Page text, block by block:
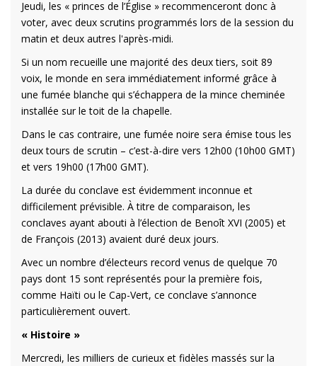
Jeudi, les « princes de l’Église » recommenceront donc à
voter, avec deux scrutins programmés lors de la session du
matin et deux autres l'après-midi.
Si un nom recueille une majorité des deux tiers, soit 89
voix, le monde en sera immédiatement informé grâce à
une fumée blanche qui s’échappera de la mince cheminée
installée sur le toit de la chapelle.
Dans le cas contraire, une fumée noire sera émise tous les
deux tours de scrutin – c’est-à-dire vers 12h00 (10h00 GMT)
et vers 19h00 (17h00 GMT).
La durée du conclave est évidemment inconnue et
difficilement prévisible. À titre de comparaison, les
conclaves ayant abouti à l’élection de Benoît XVI (2005) et
de François (2013) avaient duré deux jours.
Avec un nombre d’électeurs record venus de quelque 70
pays dont 15 sont représentés pour la première fois,
comme Haïti ou le Cap-Vert, ce conclave s’annonce
particulièrement ouvert.
« Histoire »
Mercredi, les milliers de curieux et fidèles massés sur la